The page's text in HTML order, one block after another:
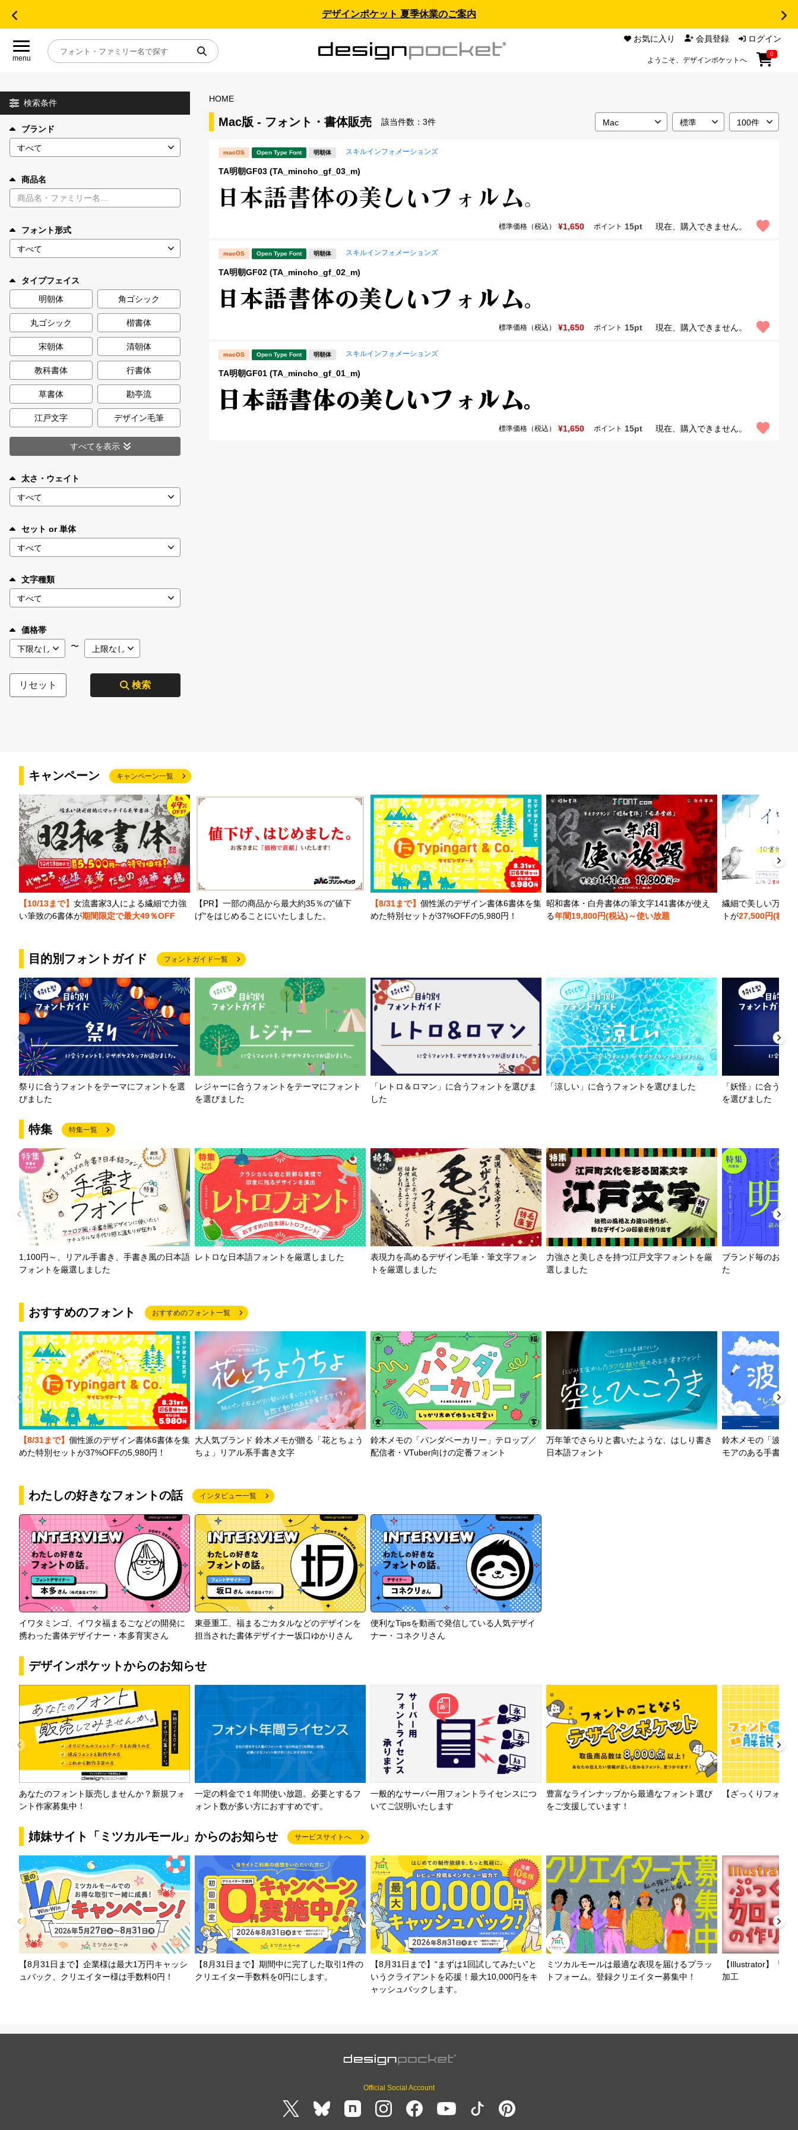
デザインポケット 夏季休業のご案内
menu
お気に入り 会員登録 ログイン
ようこそ、デザインポケットへ
0
目的別フォントガイド
特集
年間ライセンス商品
キャンペーン一覧
カート 0
マイページ
お気に入り
ご利用ガイド
お問い合わせ
検索条件
ブランド
商品名
フォント形式
タイプフェイス
明朝体
角ゴシック
丸ゴシック 楷書体
宋朝体 清朝体
教科書体 行書体
草書体 勘亭流
江戸文字 デザイン毛筆
すべてを表示
太さ・ウェイト
セット or 単体
文字種類
価格帯
〜
リセット 検索
HOME
Mac版 - フォント・書体販売 該当件数： 3件
macOS Open Type Font 明朝体 スキルインフォメーションズ
TA明朝GF03 (TA_mincho_gf_03_m)
標準価格（税込） ¥1,650 ポイント 15pt 現在、購入できません。
macOS Open Type Font 明朝体 スキルインフォメーションズ
TA明朝GF02 (TA_mincho_gf_02_m)
標準価格（税込） ¥1,650 ポイント 15pt 現在、購入できません。
macOS Open Type Font 明朝体 スキルインフォメーションズ
TA明朝GF01 (TA_mincho_gf_01_m)
標準価格（税込） ¥1,650 ポイント 15pt 現在、購入できません。
キャンペーン キャンペーン一覧
【10/13まで】 女流書家3人による繊細で力強
い筆致の6書体が期間限定で最大49％OFF
【PR】一部の商品から最大約35％の"値下
げ"をはじめることにいたしました。
【8/31まで】 個性派のデザイン書体6書体を集
めた特別セットが37%OFFの5,980円！
昭和書体・白舟書体の筆文字141書体が使え
る年間19,800円(税込)～使い放題
繊細で美しい万年
トが27,500円(税込)
目的別フォントガイド フォントガイド一覧
祭りに合うフォントをテーマにフォントを選
びました
レジャーに合うフォントをテーマにフォント
を選びました
「レトロ＆ロマン」に合うフォントを選びま
した
「涼しい」に合うフォントを選びました
「妖怪」に合うフ
を選びました
特集 特集一覧
1,100円～、リアル手書き、手書き風の日本語
フォントを厳選しました
レトロな日本語フォントを厳選しました
表現力を高めるデザイン毛筆・筆文字フォン
トを厳選しました
力強さと美しさを持つ江戸文字フォントを厳
選しました
ブランド毎のおす
た
おすすめのフォント おすすめのフォント一覧
【8/31まで】 個性派のデザイン書体6書体を集
めた特別セットが37%OFFの5,980円！
大人気ブランド 鈴木メモが贈る「花とちょう
ちょ」リアル系手書き文字
鈴木メモの「パンダベーカリー」テロップ／
配信者・VTuber向けの定番フォント
万年筆でさらりと書いたような、はしり書き
日本語フォント
鈴木メモの「波と
モアのある手書き
わたしの好きなフォントの話 インタビュー一覧
イワタミンゴ、イワタ福まるごなどの開発に
携わった書体デザイナー・本多育実さん
東亜重工、福まるごカタルなどのデザインを
担当された書体デザイナー坂口ゆかりさん
便利なTipsを動画で発信している人気デザイ
ナー・コネクリさん
デザインポケットからのお知らせ
あなたのフォント販売しませんか？新規フォ
ント作家募集中！
一定の料金で１年間使い放題。必要とするフ
ォント数が多い方におすすめです。
一般的なサーバー用フォントライセンスにつ
いてご説明いたします
豊富なラインナップから最適なフォント選び
をご支援しています！
【ざっくりフォン
姉妹サイト「ミツカルモール」からのお知らせ サービスサイトへ
【8月31日まで】企業様は最大1万円キャッシ
ュバック、クリエイター様は手数料0円！
【8月31日まで】期間中に完了した取引1件の
クリエイター手数料を0円にします。
【8月31日まで】“まずは1回試してみたい”と
いうクライアントを応援！最大10,000円をキ
ャッシュバックします。
ミツカルモールは最適な表現を届けるプラッ
トフォーム。登録クリエイター募集中！
【Illustrator】「3D
加工
Official Social Account